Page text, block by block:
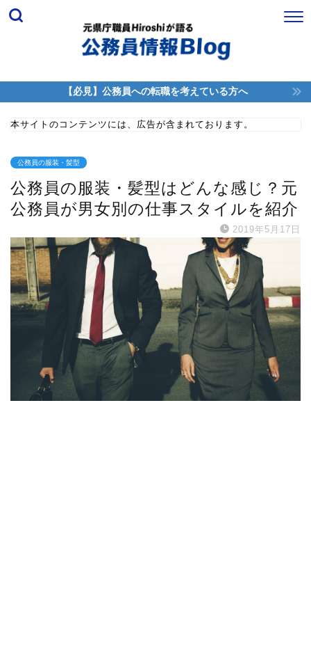
【必見】公務員への転職を考えている方へ
本サイトのコンテンツには、広告が含まれております。
公務員の服装・髪型
公務員の服装・髪型はどんな感じ？元
公務員が男女別の仕事スタイルを紹介
2019年5月17日